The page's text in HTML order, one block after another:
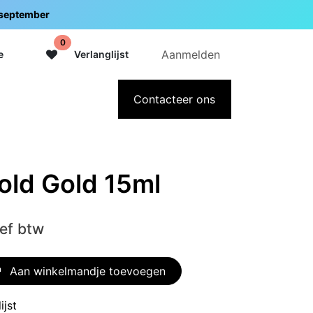
0
Verlanglijst Aanmelden
Over IntermediContacteer ons
Gold 15ml
btw
Aan winkelmandje toevoegen